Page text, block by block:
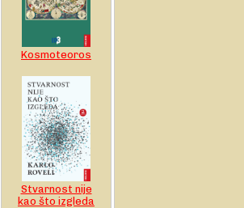
Kosmoteoros
Stvarnost nije
kao što izgleda